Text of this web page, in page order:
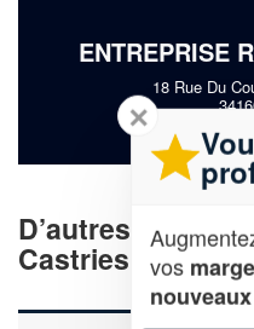
ENTREPRISE
18 Rue Du
D’autres
Castries
✕
vos